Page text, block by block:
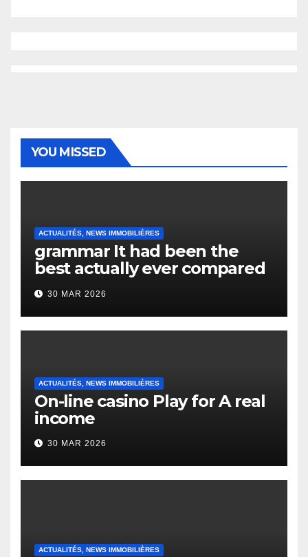
YOU MISSED
ACTUALITÉS, NEWS IMMOBILIÈRES
grammar It had been the
best actually ever compared
to it’s the top actually?
English Vocabulary Learners
Heap Change
30 MAR 2026
ACTUALITÉS, NEWS IMMOBILIÈRES
On-line casino Play for A real
income
30 MAR 2026
ACTUALITÉS, NEWS IMMOBILIÈRES